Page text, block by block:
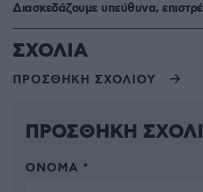
Διασκεδάζουμε υπεύθυνα,
ΣΧΟΛΙΑ
ΠΡΟΣΘΗΚΗ ΣΧΟΛΙΟΥ
ΠΡΟΣΘΗΚΗ
ΌΝΟΜΑ *